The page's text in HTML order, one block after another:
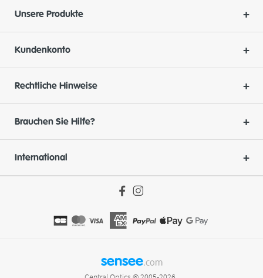
Unsere Produkte
Kundenkonto
Rechtliche Hinweise
Brauchen Sie Hilfe?
International
sensee.com